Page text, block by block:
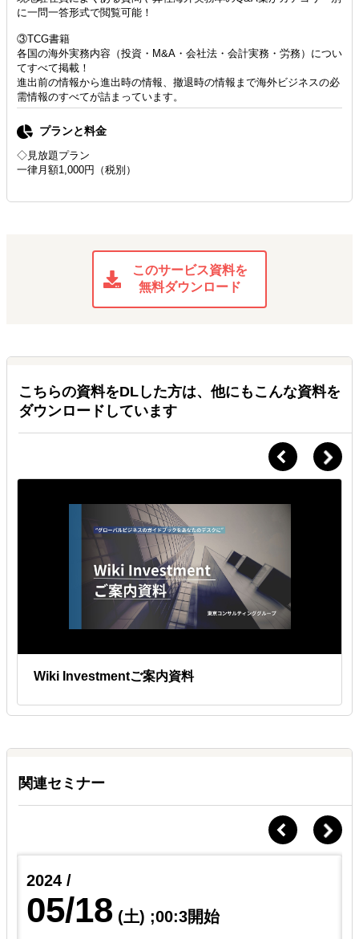
に一問一答形式で閲覧可能！
③TCG書籍
各国の海外実務内容（投資・M&A・会社法・会計実務・労務）につい
てすべて掲載！
進出前の情報から進出時の情報、撤退時の情報まで海外ビジネスの必
需情報のすべてが詰まっています。
プランと料金
◇見放題プラン
一律月額1,000円（税別）
このサービス資料を
無料ダウンロード
こちらの資料をDLした方は、他にもこんな資料を
ダウンロードしています
Wiki Investmentご案内資料
関連セミナー
2024 /
05/18 (土) ;00:3開始